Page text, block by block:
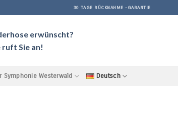
30 TAGE RÜCKNAHME -GARANTIE
erwünscht?
Sie an!
Symphonie Westerwald Deutsch